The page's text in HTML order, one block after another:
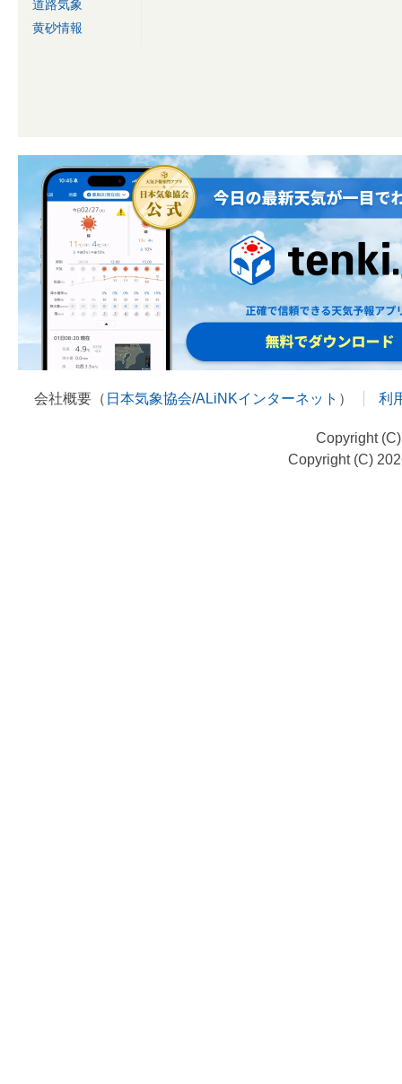
道路気象
黄砂情報
会社概要（ 日本気象協会/ALiNKインターネット ） 利
Copyright
Copyright (C)